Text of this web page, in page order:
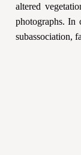
altered
photographs. In
subassociation,